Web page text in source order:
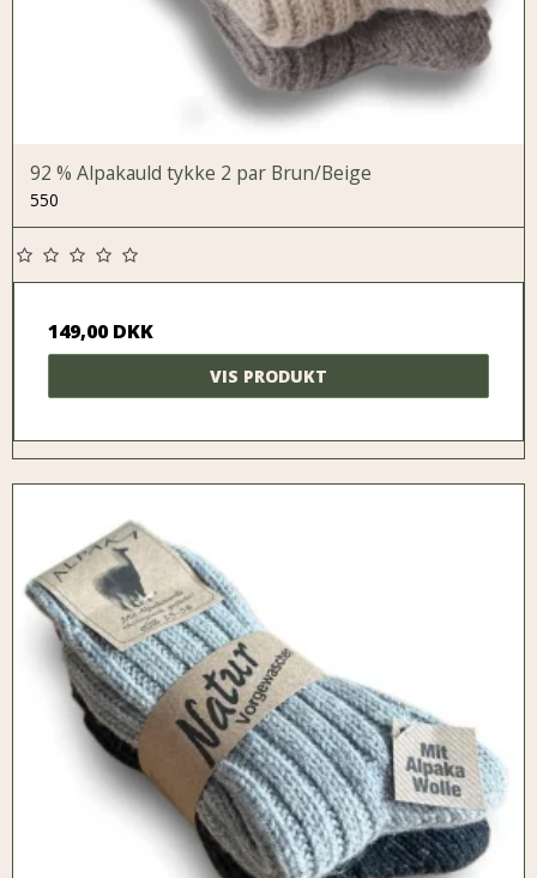
92 % Alpakauld tykke 2 par Brun/Beige
550
149,00 DKK
VIS PRODUKT